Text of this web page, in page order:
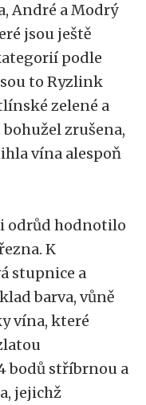
André a Modrý
jsou ještě
podle
to Ryzlink
zelené a
zrušena,
vína alespoň
odrůd hodnotilo
K
stupnice a
barva, vůně
vína, které
bodů stříbrnou a
jejichž